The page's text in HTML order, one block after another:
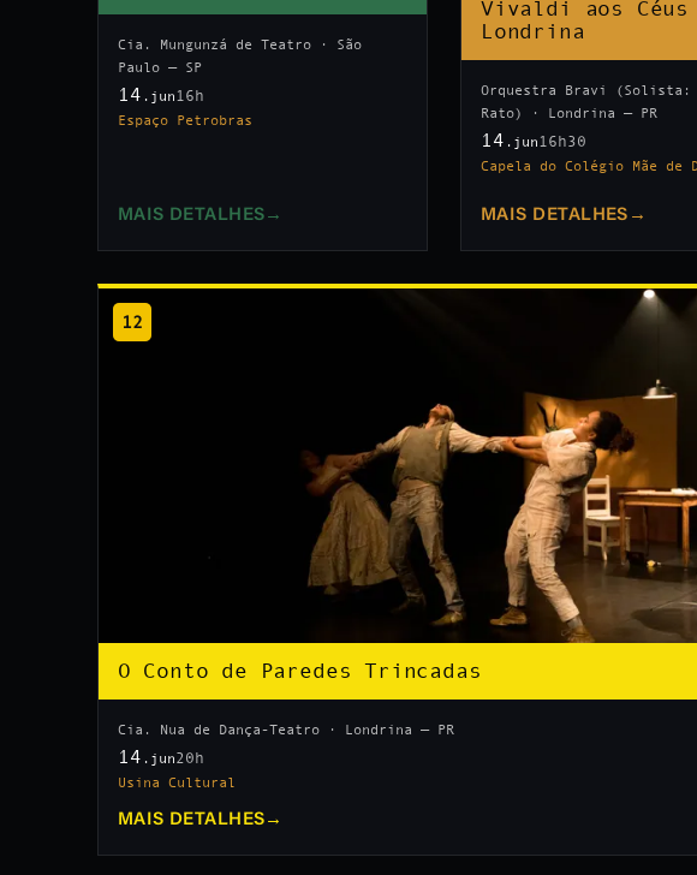
Cia. Mungunzá de Teatro · São
Paulo — SP
14 .jun 16h
Espaço Petrobras
MAIS DETALHES →
Vivaldi aos Céus
Londrina
Orquestra Bravi
Rato) · Londrina — PR
14 .jun 16h30
Capela do Colégio Mãe de
MAIS DETALHES →
12
O Conto de Paredes Trincadas
Cia. Nua de Dança-Teatro · Londrina — PR
14 .jun20h
Usina Cultural
MAIS DETALHES →